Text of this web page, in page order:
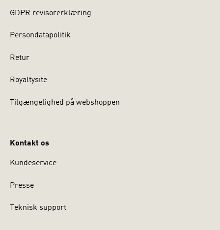
GDPR revisorerklæring
Persondatapolitik
Retur
Royaltysite
Tilgængelighed på webshoppen
Kontakt os
Kundeservice
Presse
Teknisk support